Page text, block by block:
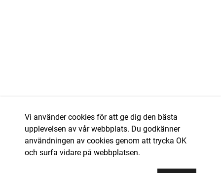
Vi använder cookies för att ge dig den bästa
upplevelsen av vår webbplats. Du godkänner
användningen av cookies genom att trycka OK
och surfa vidare på webbplatsen.